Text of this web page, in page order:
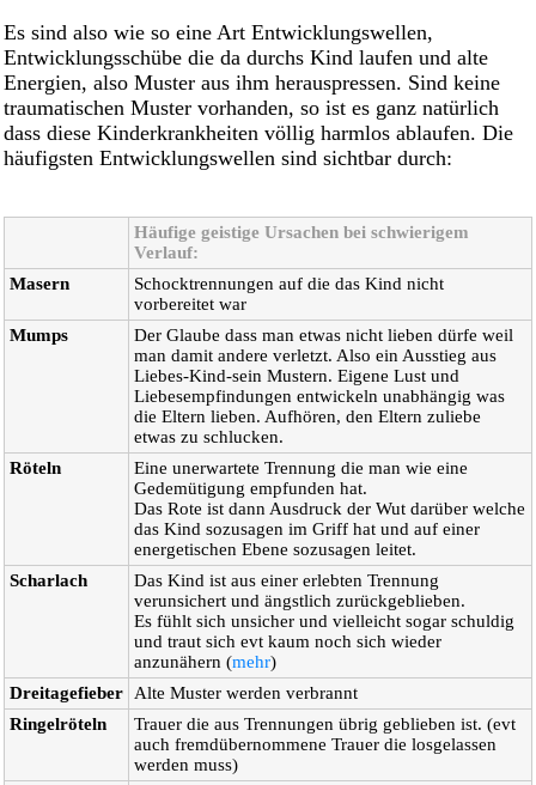
Es sind also wie so eine Art Entwicklungswellen,
Entwicklungsschübe die da durchs Kind laufen und alte
Energien, also Muster aus ihm herauspressen. Sind keine
traumatischen Muster vorhanden, so ist es ganz natürlich
dass diese Kinderkrankheiten völlig harmlos ablaufen. Die
häufigsten Entwicklungswellen sind sichtbar durch:
Häufige geistige Ursachen bei schwierigem
Verlauf:
Masern
Schocktrennungen auf die das Kind nicht
vorbereitet war
Mumps
Der Glaube dass man etwas nicht lieben dürfe weil
man damit andere verletzt. Also ein Ausstieg aus
Liebes-Kind-sein Mustern. Eigene Lust und
Liebesempfindungen entwickeln unabhängig was
die Eltern lieben. Aufhören, den Eltern zuliebe
etwas zu schlucken.
Röteln
Eine unerwartete Trennung die man wie eine
Gedemütigung empfunden hat.
Das Rote ist dann Ausdruck der Wut darüber welche
das Kind sozusagen im Griff hat und auf einer
energetischen Ebene sozusagen leitet.
Scharlach
Das Kind ist aus einer erlebten Trennung
verunsichert und ängstlich zurückgeblieben.
Es fühlt sich unsicher und vielleicht sogar schuldig
und traut sich evt kaum noch sich wieder
anzunähern (mehr)
Dreitagefieber Alte Muster werden verbrannt
Ringelröteln
Trauer die aus Trennungen übrig geblieben ist. (evt
auch fremdübernommene Trauer die losgelassen
werden muss)